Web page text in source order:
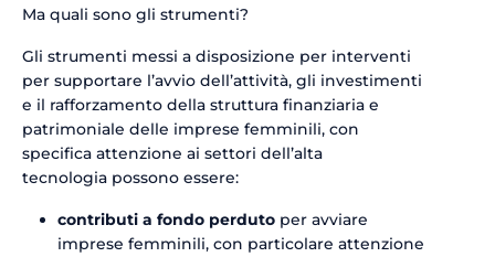
Ma quali sono gli strumenti?
Gli strumenti messi a disposizione per interventi
per supportare l’avvio dell’attività, gli investimenti
e il rafforzamento della struttura finanziaria e
patrimoniale delle imprese femminili, con
specifica attenzione ai settori dell’alta
tecnologia possono essere:
contributi a fondo perduto per avviare
imprese femminili, con particolare attenzione